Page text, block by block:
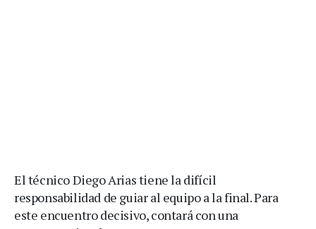
El técnico Diego Arias tiene la difícil
responsabilidad de guiar al equipo a la final. Para
este encuentro decisivo, contará con una